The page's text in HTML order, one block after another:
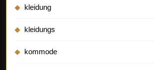
kleidung
kleidungs
kommode